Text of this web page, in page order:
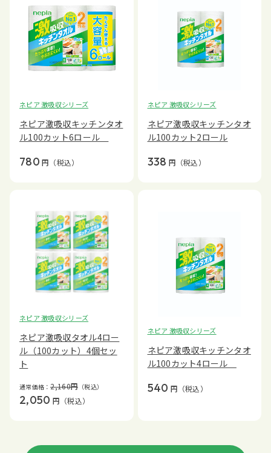
ネピア 激吸収シリーズ
ネピア激吸収キッチンタオ
ル100カット6ロール
780 円 （税込）
ネピア 激吸収シリーズ
ネピア激吸収キッチンタオ
ル100カット2ロール
338 円 （税込）
ネピア 激吸収シリーズ
ネピア激吸収タオル4ロー
ル（100カット）4個セッ
ト
通常価格：2,160円 （税込）
2,050 円 （税込）
ネピア 激吸収シリーズ
ネピア激吸収キッチンタオ
ル100カット4ロール
540 円 （税込）